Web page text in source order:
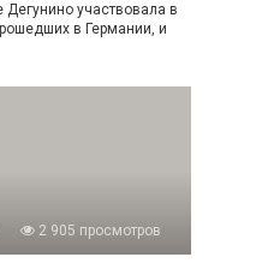
участвовала в
в Германии, и
2 905 просмотров